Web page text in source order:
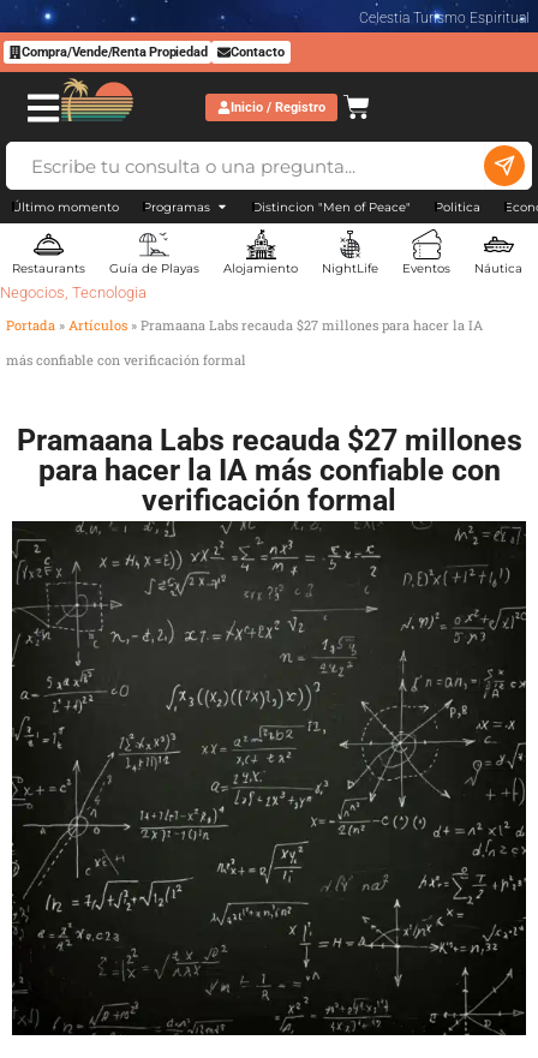
Celestia Turismo Espiritual
Compra/Vende/Renta Propiedad Contacto
Inicio / Registro
Último momento Programas Distincion "Men of Peace" Politica
Restaurants Guía de Playas Alojamiento NightLife Eventos Náutica
Negocios, Tecnologia
Portada » Artículos » Pramaana Labs recauda $27 millones para hacer la IA
más confiable con verificación formal
Pramaana Labs recauda $27 millones
para hacer la IA más confiable con
verificación formal